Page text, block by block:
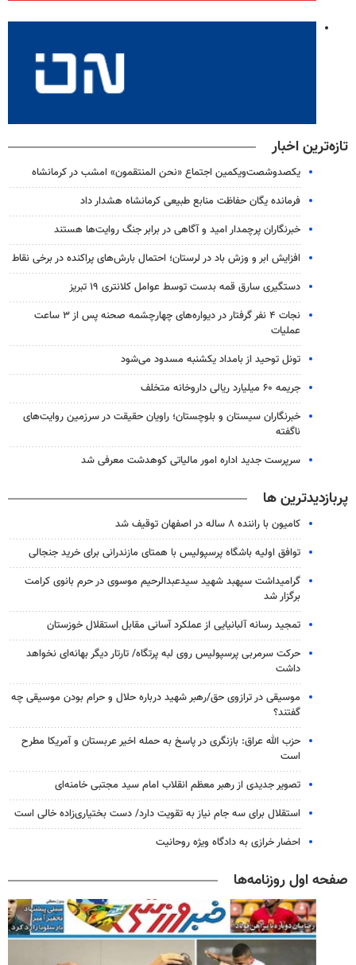
تازه‌ترین اخبار
یکصدوشصت‌ویکمین اجتماع «نحن المنتقمون» امشب در کرمانشاه
فرمانده یگان حفاظت منابع طبیعی کرمانشاه هشدار داد
خبرنگاران پرچمدار امید و آگاهی در برابر جنگ روایت‌ها هستند
افزایش ابر و وزش باد در لرستان؛ احتمال بارش‌های پراکنده در برخی نقاط
دستگیری سارق قمه بدست توسط عوامل کلانتری ۱۹ تبریز
نجات ۴ نفر گرفتار در دیواره‌های چهارچشمه صحنه پس از ۳ ساعت
عملیات
تونل توحید از بامداد یکشنبه مسدود می‌شود
جریمه ۶۰ میلیارد ریالی داروخانه متخلف
خبرنگاران سیستان و بلوچستان؛ راویان حقیقت در سرزمین روایت‌های
ناگفته
سرپرست جدید اداره امور مالیاتی کوهدشت معرفی شد
پربازدیدترین ها
کامیون با راننده ۸ ساله در اصفهان توقیف شد
توافق اولیه باشگاه پرسپولیس با همتای مازندرانی برای خرید جنجالی
گرامیداشت سپهبد شهید سیدعبدالرحیم موسوی در حرم بانوی کرامت
برگزار شد
تمجید رسانه آلبانیایی از عملکرد آسانی مقابل استقلال خوزستان
حرکت سرمربی پرسپولیس روی لبه پرتگاه/ تارتار دیگر بهانه‌ای نخواهد
داشت
موسیقی در ترازوی حق/رهبر شهید درباره حلال و حرام بودن موسیقی چه
گفتند؟
حزب الله عراق: بازنگری در پاسخ به حمله اخیر عربستان و آمریکا مطرح
است
تصویر جدیدی از رهبر معظم انقلاب امام سید مجتبی خامنه‌ای
استقلال برای سه جام نیاز به تقویت دارد/ دست بختیاری‌زاده خالی است
احضار خرازی به دادگاه ویژه روحانیت
صفحه اول روزنامه‌ها